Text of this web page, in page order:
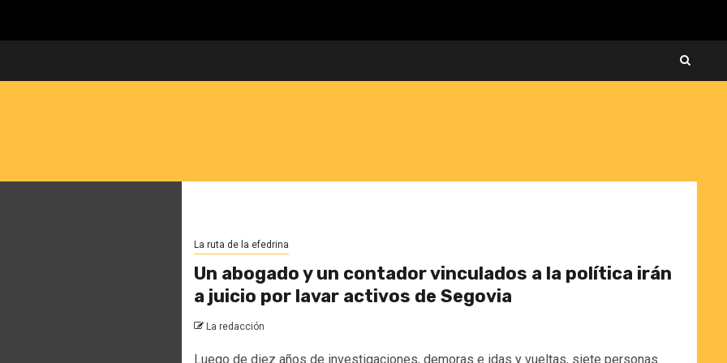
La ruta de la efedrina
Un abogado y un contador vinculados a la política irán
a juicio por lavar activos de Segovia
La redacción
Luego de diez años de investigaciones, demoras e idas y vueltas, siete personas